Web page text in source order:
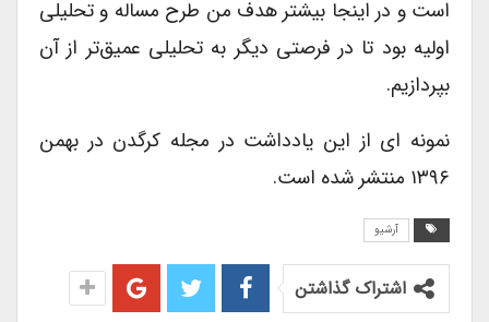
است و در اینجا بیشتر هدف من طرح مساله و تحلیلی
اولیه بود تا در فرصتی دیگر به تحلیلی عمیق‌تر از آن
بپردازیم.
نمونه ای از این یادداشت در مجله کرگدن در بهمن
۱۳۹۶ منتشر شده است.
آرشیو
اشتراک گذاشتن